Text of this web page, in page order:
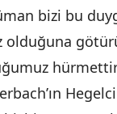
bizi bu